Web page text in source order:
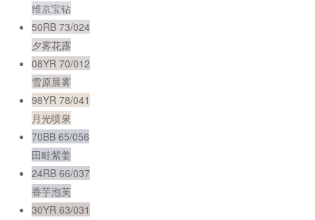
维京宝钻
50RB 73/024
夕雾花露
08YR 70/012
雪原晨雾
98YR 78/041
月光喷泉
70BB 65/056
田畦紫姜
24RB 66/037
香芋泡芙
30YR 63/031